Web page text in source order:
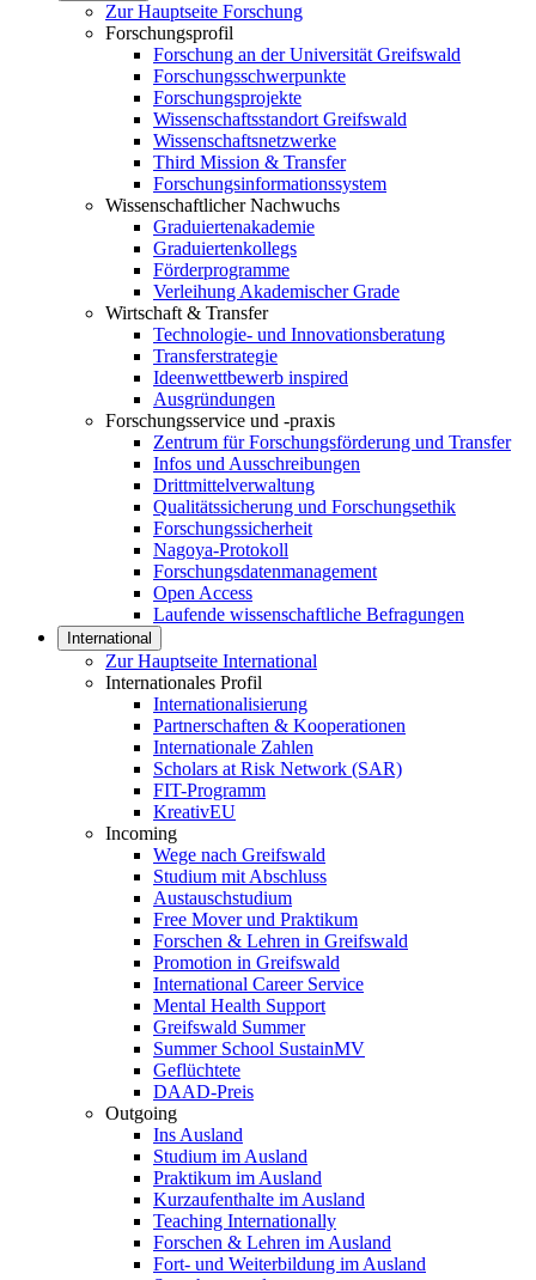
Zur Hauptseite Forschung
Forschungsprofil
Forschung an der Universität Greifswald
Forschungsschwerpunkte
Forschungsprojekte
Wissenschaftsstandort Greifswald
Wissenschaftsnetzwerke
Third Mission & Transfer
Forschungsinformationssystem
Wissenschaftlicher Nachwuchs
Graduiertenakademie
Graduiertenkollegs
Förderprogramme
Verleihung Akademischer Grade
Wirtschaft & Transfer
Technologie- und Innovationsberatung
Transferstrategie
Ideenwettbewerb inspired
Ausgründungen
Forschungsservice und -praxis
Zentrum für Forschungsförderung und Transfer
Infos und Ausschreibungen
Drittmittelverwaltung
Qualitätssicherung und Forschungsethik
Forschungssicherheit
Nagoya-Protokoll
Forschungsdatenmanagement
Open Access
Laufende wissenschaftliche Befragungen
International
Zur Hauptseite International
Internationales Profil
Internationalisierung
Partnerschaften & Kooperationen
Internationale Zahlen
Scholars at Risk Network (SAR)
FIT-Programm
KreativEU
Incoming
Wege nach Greifswald
Studium mit Abschluss
Austauschstudium
Free Mover und Praktikum
Forschen & Lehren in Greifswald
Promotion in Greifswald
International Career Service
Mental Health Support
Greifswald Summer
Summer School SustainMV
Geflüchtete
DAAD-Preis
Outgoing
Ins Ausland
Studium im Ausland
Praktikum im Ausland
Kurzaufenthalte im Ausland
Teaching Internationally
Forschen & Lehren im Ausland
Fort- und Weiterbildung im Ausland